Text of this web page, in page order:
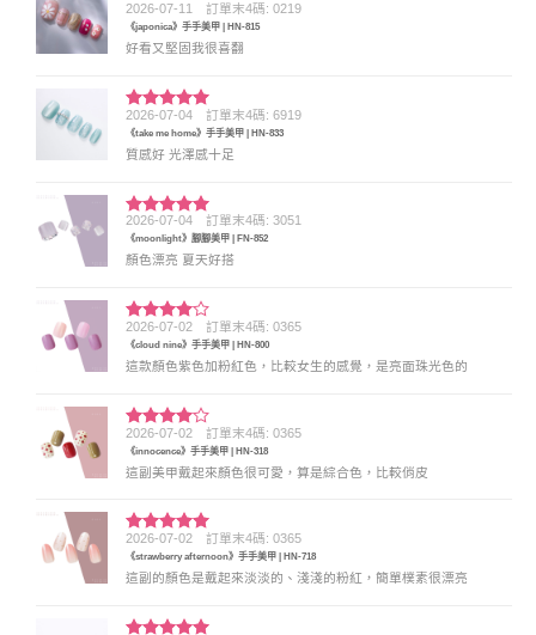
評分5 滿
分 5
2026-07-11 訂單末4碼: 0219
《japonica》手手美甲 | HN-815
好看又堅固我很喜翻
評分5 滿
分 5
2026-07-04 訂單末4碼: 6919
《take me home》手手美甲 | HN-833
質感好 光澤感十足
評分5 滿
分 5
2026-07-04 訂單末4碼: 3051
《moonlight》腳腳美甲 | FN-852
顏色漂亮 夏天好搭
評分4
滿分 5
2026-07-02 訂單末4碼: 0365
《cloud nine》手手美甲 | HN-800
這款顏色紫色加粉紅色，比較女生的感覺，是亮面珠光色的
評分4
滿分 5
2026-07-02 訂單末4碼: 0365
《innocence》手手美甲 | HN-318
這副美甲戴起來顏色很可愛，算是綜合色，比較俏皮
評分5 滿
分 5
2026-07-02 訂單末4碼: 0365
《strawberry afternoon》手手美甲 | HN-718
這副的顏色是戴起來淡淡的、淺淺的粉紅，簡單樸素很漂亮